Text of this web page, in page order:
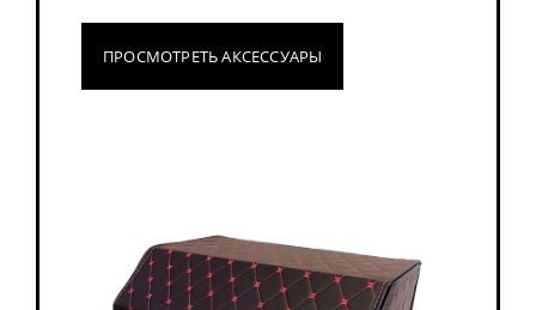
ПРОСМОТРЕТЬ АКСЕССУАРЫ